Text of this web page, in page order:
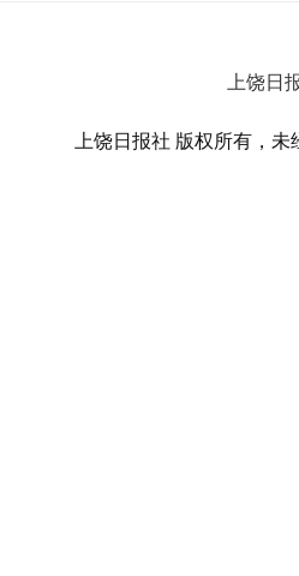
上饶日
上饶日报社 版权所有，